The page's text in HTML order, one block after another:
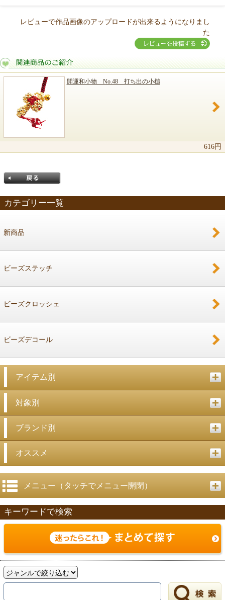
レビューで作品画像のアップロードが出来るようになりまし
た
開運和小物 No.48 打ち出の小槌
616円
カテゴリー一覧
新商品
ビーズステッチ
ビーズクロッシェ
ビーズデコール
アイテム別
対象別
ブランド別
オススメ
メニュー（タッチでメニュー開閉）
キーワードで検索